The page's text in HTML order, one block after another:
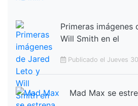
Primeras imágenes
Will Smith en el
Publicado el Jueves
Mad Max se